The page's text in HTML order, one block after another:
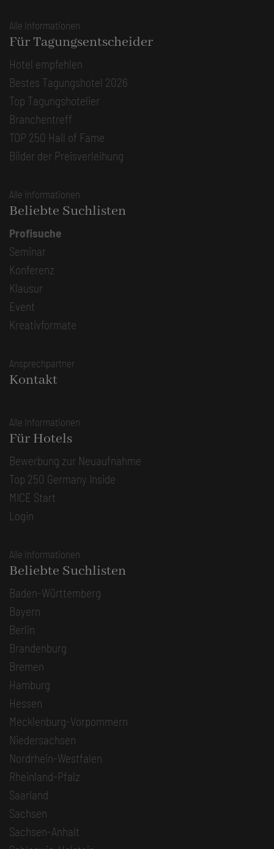
Alle Informationen
Für Tagungsentscheider
Hotel empfehlen
Bestes Tagungshotel 2026
Top Tagungshotelier
Branchentreff
TOP 250 Hall of Fame
Bilder der Preisverleihung
Alle Informationen
Beliebte Suchlisten
Profisuche
Seminar
Konferenz
Klausur
Event
Kreativformate
Ansprechpartner
Kontakt
Alle Informationen
Für Hotels
Bewerbung zur Neuaufnahme
Top 250 Germany Inside
MICE Start
Login
Alle Informationen
Beliebte Suchlisten
Baden-Württemberg
Bayern
Berlin
Brandenburg
Bremen
Hamburg
Hessen
Mecklenburg-Vorpommern
Niedersachsen
Nordrhein-Westfalen
Rheinland-Pfalz
Saarland
Sachsen
Sachsen-Anhalt